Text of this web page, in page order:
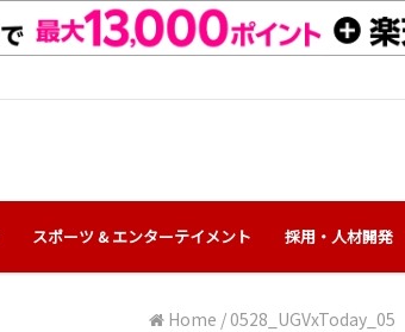
スポーツ & エンターテイメント 採用・人材開発
Home / 0528_UGVxToday_05